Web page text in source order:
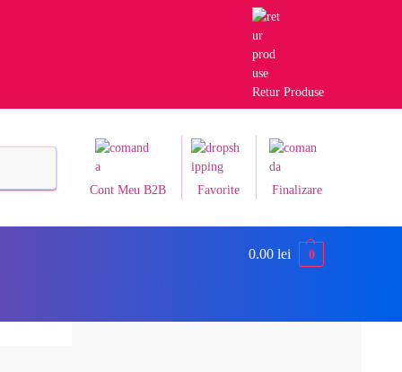
Retur Produse
Cont Meu B2B Favorite Finalizare
0.00 lei 0